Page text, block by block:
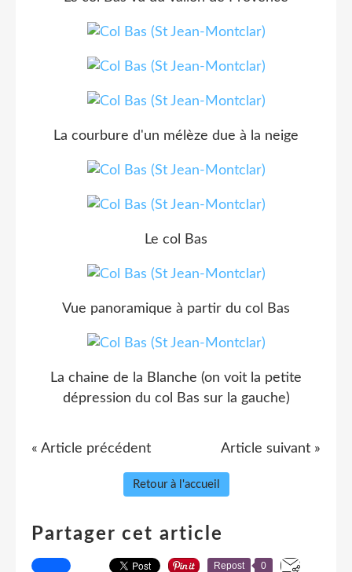
La courbure d'un mélèze due à la neige
Le col Bas
Vue panoramique à partir du col Bas
La chaine de la Blanche (on voit la petite
dépression du col Bas sur la gauche)
« Article précédent Article suivant »
Retour à l'accueil
Partager cet article
Repost 0